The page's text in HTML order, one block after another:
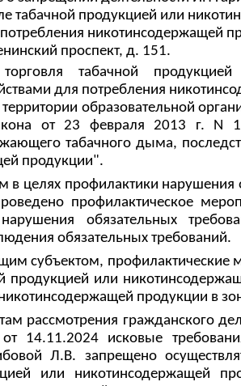
табачной продукцией или
никотинсодержащей
проспект, д. 151.
табачной
для потребления
образовательной
от 23 февраля 2013 г. N
табачного дыма,
продукции".
в целях профилактики нарушения
профилактическое
нарушения обязательных
обязательных требований.
субъектом, профилактические
продукцией или
продукции в
рассмотрения гражданского
14.11.2024 исковые
Л.В. запрещено
или никотинсодержащей